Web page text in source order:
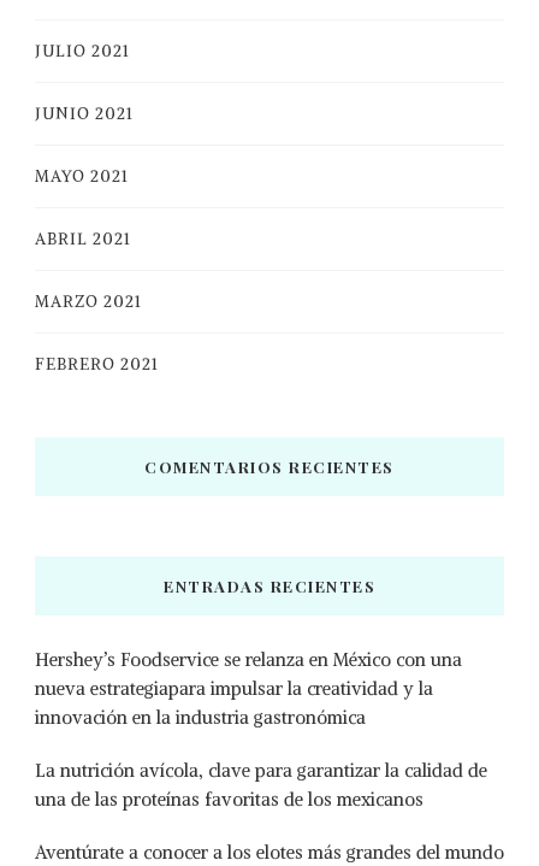
JULIO 2021
JUNIO 2021
MAYO 2021
ABRIL 2021
MARZO 2021
FEBRERO 2021
COMENTARIOS RECIENTES
ENTRADAS RECIENTES
Hershey’s Foodservice se relanza en México con una
nueva estrategiapara impulsar la creatividad y la
innovación en la industria gastronómica
La nutrición avícola, clave para garantizar la calidad de
una de las proteínas favoritas de los mexicanos
Aventúrate a conocer a los elotes más grandes del mundo